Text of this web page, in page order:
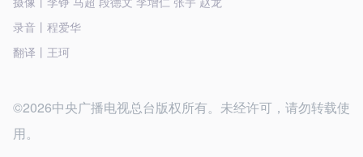
录音丨程爱华
翻译丨王珂
©2026中央广播电视总台版权所有。未经许可，请勿转载使
用。